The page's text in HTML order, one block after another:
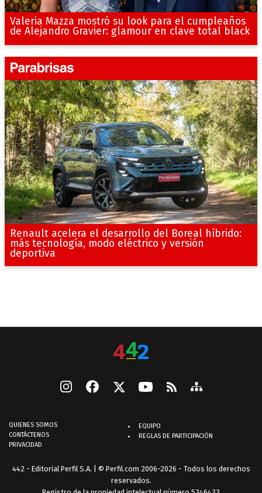
Valeria Mazza mostró su look para el cumpleaños
de Alejandro Gravier: glamour en clave total black
Renault acelera el desarrollo del Boreal híbrido:
más tecnología, modo eléctrico y versión
deportiva
QUIENES SOMOS
CONTÁCTENOS
PRIVACIDAD
EQUIPO
REGLAS DE PARTICIPACIÓN
442 - Editorial Perfil S.A. | © Perfil.com 2006-2026 - Todos los derechos
reservados.